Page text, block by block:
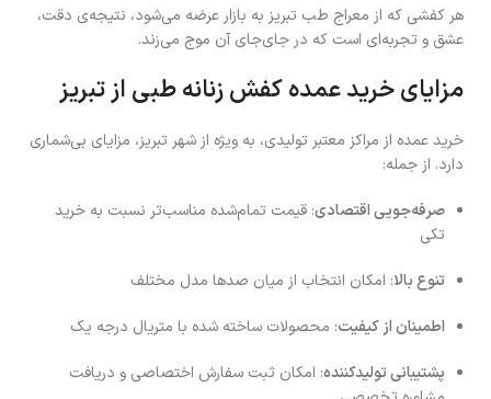
هر کفشی که از معراج طب تبریز به بازار عرضه می‌شود، نتیجه‌ی دقت،
عشق و تجربه‌ای است که در جای‌جای آن موج می‌زند.
مزایای خرید عمده کفش زنانه طبی از تبریز
خرید عمده از مراکز معتبر تولیدی، به ویژه از شهر تبریز، مزایای بی‌شماری
دارد. از جمله:
صرفه‌جویی اقتصادی: قیمت تمام‌شده مناسب‌تر نسبت به خرید
تکی
تنوع بالا: امکان انتخاب از میان صدها مدل مختلف
اطمینان از کیفیت: محصولات ساخته شده با متریال درجه یک
پشتیبانی تولیدکننده: امکان ثبت سفارش اختصاصی و دریافت